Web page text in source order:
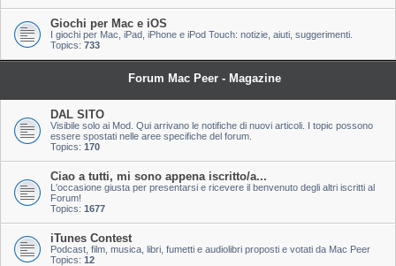
Giochi per Mac e iOS
I giochi per Mac, iPad, iPhone e iPod Touch: notizie, aiuti, suggerimenti.
Topics: 733
Forum Mac Peer - Magazine
DAL SITO
Visibile solo ai Mod. Qui arrivano le notifiche di nuovi articoli. I topic possono
essere spostati nelle aree specifiche del forum.
Topics: 170
Ciao a tutti, mi sono appena iscritto/a...
L'occasione giusta per presentarsi e ricevere il benvenuto degli altri iscritti al
Forum!
Topics: 1677
iTunes Contest
Podcast, film, musica, libri, fumetti e audiolibri proposti e votati da Mac Peer
Topics: 12